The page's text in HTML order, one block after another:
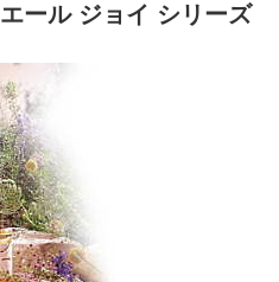
ール ジョイ シリーズ